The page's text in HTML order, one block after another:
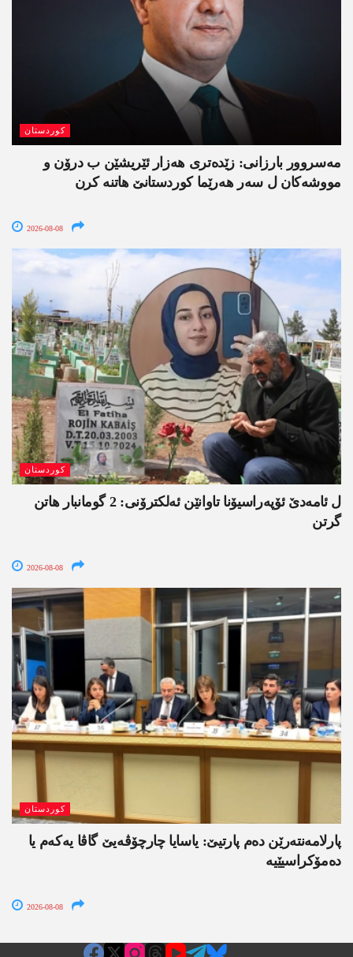
کوردستان
مەسروور بارزانی: زێدەتری ھەزار ئێریشێن ب درۆن و
مووشەکان ل سەر ھەرێما کوردستانێ ھاتنە کرن
2026-08-08
کوردستان
ل ئامەدێ ئۆپەراسیۆنا تاوانێن ئەلکترۆنی: 2 گومانبار ھاتن
گرتن
2026-08-08
کوردستان
پارلامەنتەرێن دەم پارتیێ: یاسایا چارچۆڤەیێ گاڤا یەکەم یا
دەمۆکراسیێیە
2026-08-08